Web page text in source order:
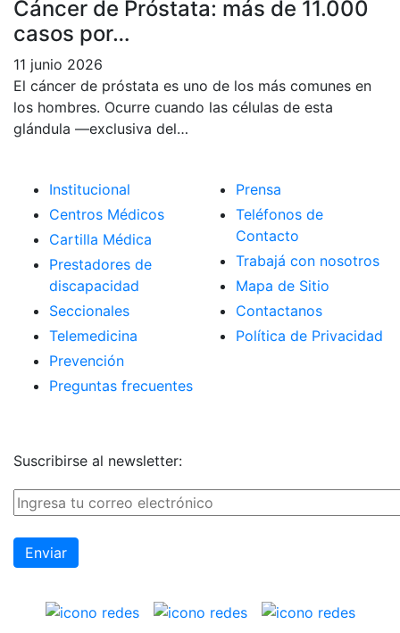
Cáncer de Próstata: más de 11.000
casos por…
11 junio 2026
El cáncer de próstata es uno de los más comunes en
los hombres. Ocurre cuando las células de esta
glándula —exclusiva del…
Institucional
Centros Médicos
Cartilla Médica
Prestadores de
discapacidad
Seccionales
Telemedicina
Prevención
Preguntas frecuentes
Prensa
Teléfonos de
Contacto
Trabajá con nosotros
Mapa de Sitio
Contactanos
Política de Privacidad
Suscribirse al newsletter: